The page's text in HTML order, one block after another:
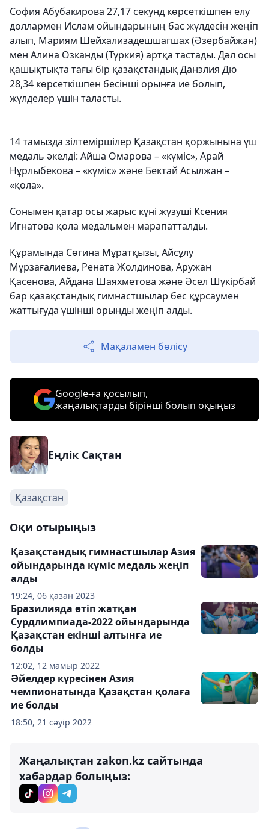
София Абубакирова 27,17 секунд көрсеткішпен елу
доллармен Ислам ойындарының бас жүлдесін жеңіп
алып, Мариям Шейхализадешшагшах (Әзербайжан)
мен Алина Озканды (Түркия) артқа тастады. Дәл осы
қашықтықта тағы бір қазақстандық Данэлия Дю
28,34 көрсеткішпен бесінші орынға ие болып,
жүлделер үшін таласты.
14 тамызда зілтеміршілер Қазақстан қоржынына үш
медаль әкелді: Айша Омарова – «күміс», Арай
Нұрлыбекова – «күміс» және Бектай Асылжан –
«қола».
Сонымен қатар осы жарыс күні жүзуші Ксения
Игнатова қола медальмен марапатталды.
Құрамында Сөгина Мұратқызы, Айсұлу
Мұрзағалиева, Рената Жолдинова, Аружан
Қасенова, Айдана Шаяхметова және Әсел Шүкірбай
бар қазақстандық гимнастшылар бес құрсаумен
жаттығуда үшінші орынды жеңіп алды.
Мақаламен бөлісу
Google-ға қосылып,
жаңалықтарды бірінші болып оқыңыз
Еңлік Сақтан
Қазақстан
Оқи отырыңыз
19:24, 06 қазан 2023
Қазақстандық гимнастшылар Азия
ойындарында күміс медаль жеңіп
алды
12:02, 12 мамыр 2022
Бразилияда өтіп жатқан
Сурдлимпиада-2022 ойындарында
Қазақстан екінші алтынға ие
болды
18:50, 21 сәуір 2022
Әйелдер күресінен Азия
чемпионатында Қазақстан қолаға
ие болды
Жаңалықтан zakon.kz сайтында
хабардар болыңыз: